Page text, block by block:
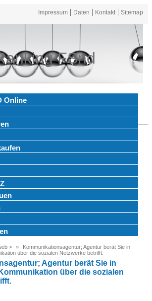
Impressum Daten Kontakt Sitemap
FSnd
Online
>
Kommunikationsagentur; Agentur berät Sie in
über die sozialen Netzwerke betrifft.
Agentur berät Sie in
über die sozialen